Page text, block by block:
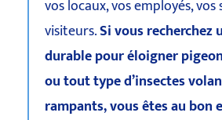
vos locaux, vos employés,
visiteurs.Si vous recherchez
durable pour éloigner
ou tout type d’insectes
rampants, vous êtes au bon